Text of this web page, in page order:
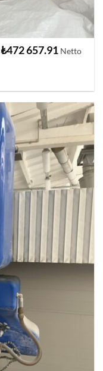
₺472 657.91 Netto